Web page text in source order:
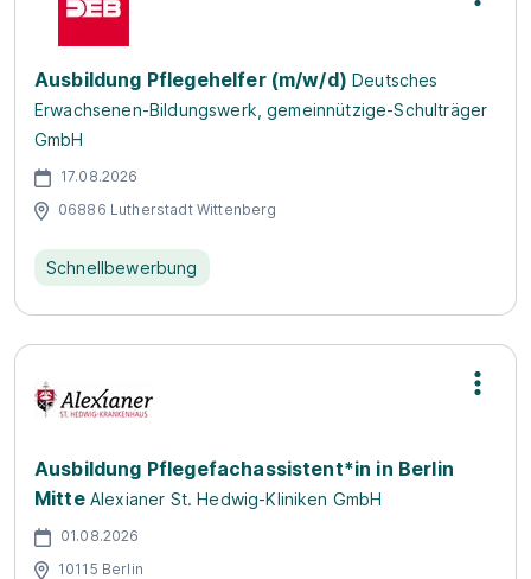
Ausbildung Pflegehelfer (m/w/d) Deutsches
Erwachsenen-Bildungswerk, gemeinnützige-Schulträger
GmbH
17.08.2026
06886 Lutherstadt Wittenberg
Schnellbewerbung
Ausbildung Pflegefachassistent*in in Berlin
Mitte Alexianer St. Hedwig-Kliniken GmbH
01.08.2026
10115 Berlin